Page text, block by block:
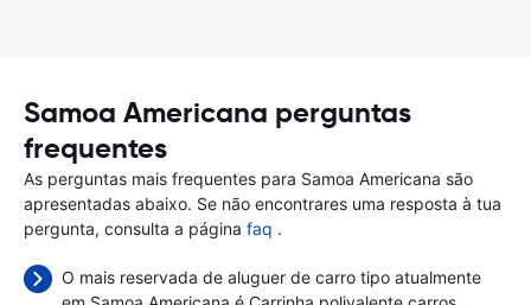
Samoa Americana perguntas
frequentes
As perguntas mais frequentes para Samoa Americana são
apresentadas abaixo. Se não encontrares uma resposta à tua
pergunta, consulta a página faq .
O mais reservada de aluguer de carro tipo atualmente